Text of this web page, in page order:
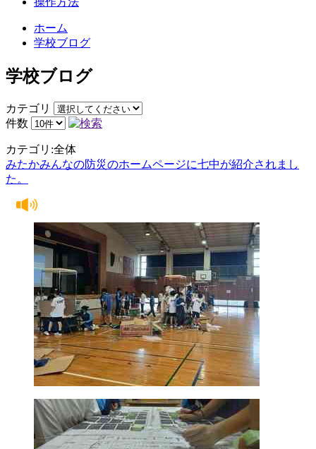
ホーム
学校ブログ
学校ブログ
カテゴリ
件数
カテゴリ:全体
みたかみんなの防災のホームページに七中が紹介されまし
た。